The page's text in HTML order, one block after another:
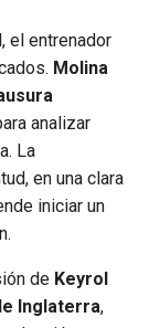
el entrenador
Molina
analizar
La
en una clara
iniciar un
de Keyrol
Inglaterra,